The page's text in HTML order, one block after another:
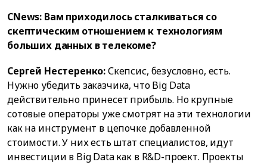
CNews: Вам приходилось сталкиваться со
скептическим отношением к технологиям
больших данных в телекоме?
Сергей Нестеренко:Скепсис, безусловно, есть.
Нужно убедить заказчика, что Big Data
действительно принесет прибыль. Но крупные
сотовые операторы уже смотрят на эти технологии
как на инструмент в цепочке добавленной
стоимости. У них есть штат специалистов, идут
инвестиции в Big Data как в R&D-проект. Проекты